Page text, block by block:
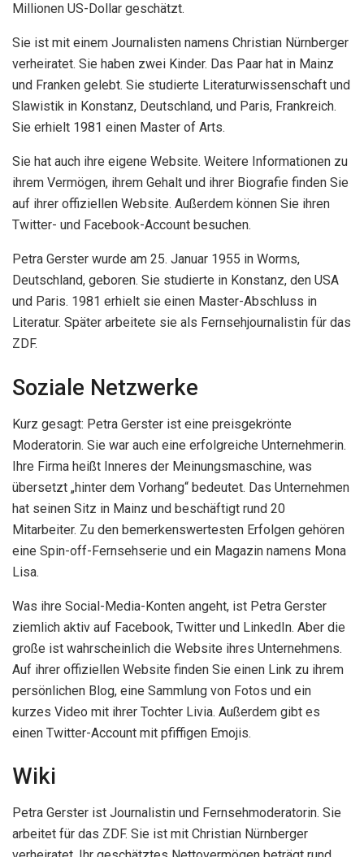
Millionen US-Dollar geschätzt.
Sie ist mit einem Journalisten namens Christian Nürnberger
verheiratet. Sie haben zwei Kinder. Das Paar hat in Mainz
und Franken gelebt. Sie studierte Literaturwissenschaft und
Slawistik in Konstanz, Deutschland, und Paris, Frankreich.
Sie erhielt 1981 einen Master of Arts.
Sie hat auch ihre eigene Website. Weitere Informationen zu
ihrem Vermögen, ihrem Gehalt und ihrer Biografie finden Sie
auf ihrer offiziellen Website. Außerdem können Sie ihren
Twitter- und Facebook-Account besuchen.
Petra Gerster wurde am 25. Januar 1955 in Worms,
Deutschland, geboren. Sie studierte in Konstanz, den USA
und Paris. 1981 erhielt sie einen Master-Abschluss in
Literatur. Später arbeitete sie als Fernsehjournalistin für das
ZDF.
Soziale Netzwerke
Kurz gesagt: Petra Gerster ist eine preisgekrönte
Moderatorin. Sie war auch eine erfolgreiche Unternehmerin.
Ihre Firma heißt Inneres der Meinungsmaschine, was
übersetzt „hinter dem Vorhang“ bedeutet. Das Unternehmen
hat seinen Sitz in Mainz und beschäftigt rund 20
Mitarbeiter. Zu den bemerkenswertesten Erfolgen gehören
eine Spin-off-Fernsehserie und ein Magazin namens Mona
Lisa.
Was ihre Social-Media-Konten angeht, ist Petra Gerster
ziemlich aktiv auf Facebook, Twitter und LinkedIn. Aber die
große ist wahrscheinlich die Website ihres Unternehmens.
Auf ihrer offiziellen Website finden Sie einen Link zu ihrem
persönlichen Blog, eine Sammlung von Fotos und ein
kurzes Video mit ihrer Tochter Livia. Außerdem gibt es
einen Twitter-Account mit pfiffigen Emojis.
Wiki
Petra Gerster ist Journalistin und Fernsehmoderatorin. Sie
arbeitet für das ZDF. Sie ist mit Christian Nürnberger